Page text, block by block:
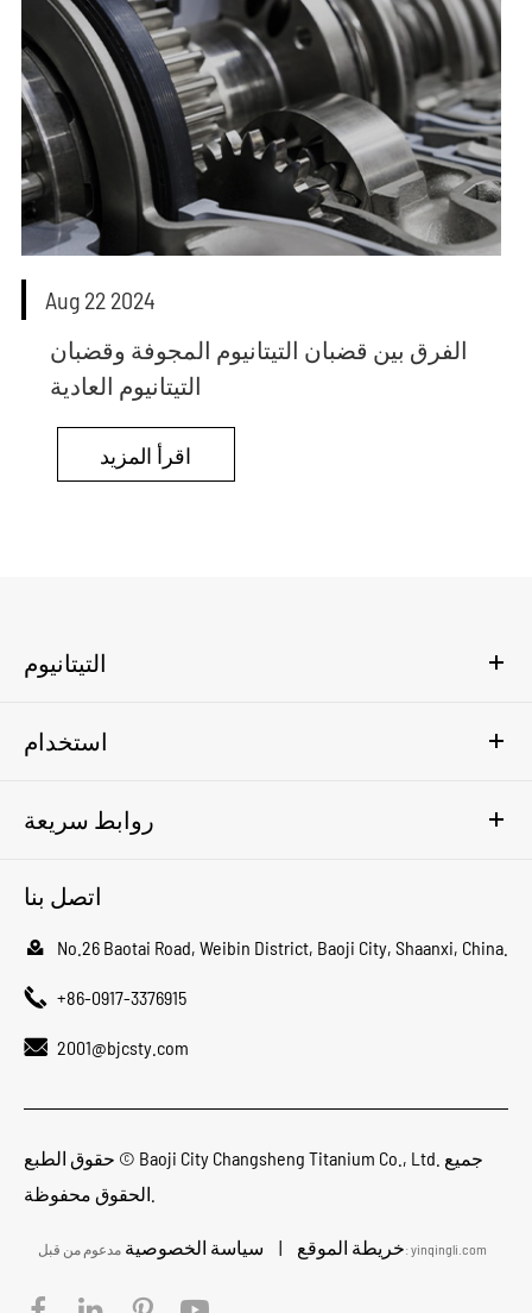
Aug 22 2024
الفرق بين قضبان التيتانيوم المجوفة وقضبان
التيتانيوم العادية
اقرأ المزيد
التيتانيوم
استخدام
روابط سريعة
اتصل بنا
 No.26 Baotai Road, Weibin District, Baoji City, Shaanxi, China.
 +86-0917-3376915
 2001@bjcsty.com
حقوق الطبع © Baoji City Changsheng Titanium Co., Ltd.
خريطة الموقع | سياسة الخصوصية مدعوم من قبل: yinqingli.com